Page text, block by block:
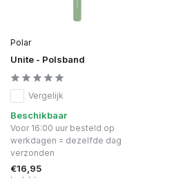
Polar
Unite - Polsband
Vergelijk
Beschikbaar
Voor 16:00 uur besteld op
werkdagen = dezelfde dag
verzonden
€16,95